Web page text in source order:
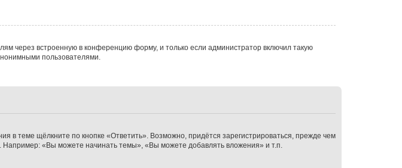
через встроенную в конференцию форму, и только если администратор включил такую
пользователями.
теме щёлкните по кнопке «Ответить». Возможно, придётся зарегистрироваться, прежде чем
«Вы можете начинать темы», «Вы можете добавлять вложения» и т.п.